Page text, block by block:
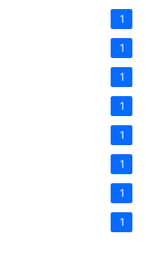
1
1
1
1
1
1
1
1